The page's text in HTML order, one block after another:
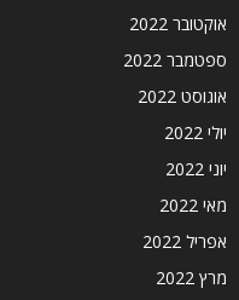
אוקטובר 2022
ספטמבר 2022
אוגוסט 2022
יולי 2022
יוני 2022
מאי 2022
אפריל 2022
מרץ 2022